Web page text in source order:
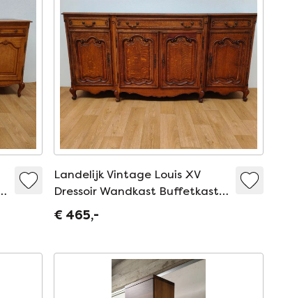
Landelijk Vintage Louis XV
Dressoir Wandkast Buffetkast
503
€ 465,-